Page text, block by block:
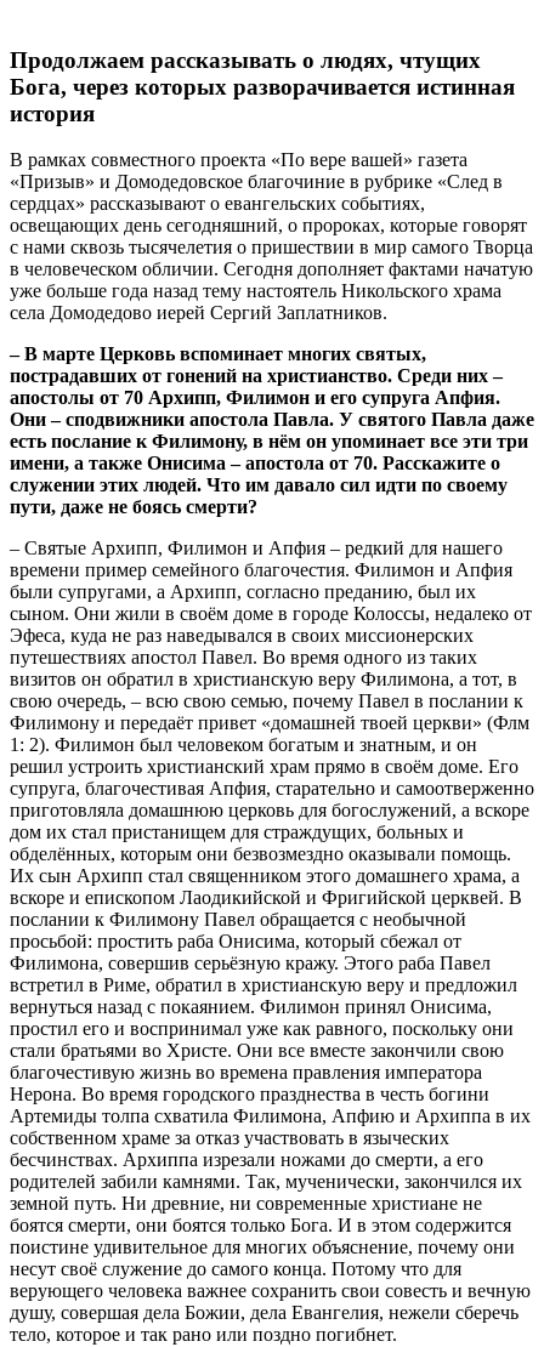
Продолжаем рассказывать о людях, чтущих
Бога, через которых разворачивается истинная
история
В рамках совместного проекта «По вере вашей» газета
«Призыв» и Домодедовское благочиние в рубрике «След в
сердцах» рассказывают о евангельских событиях,
освещающих день сегодняшний, о пророках, которые говорят
с нами сквозь тысячелетия о пришествии в мир самого Творца
в человеческом обличии. Сегодня дополняет фактами начатую
уже больше года назад тему настоятель Никольского храма
села Домодедово иерей Сергий Заплатников.
– В марте Церковь вспоминает многих святых,
пострадавших от гонений на христианство. Среди них –
апостолы от 70 Архипп, Филимон и его супруга Апфия.
Они – сподвижники апостола Павла. У святого Павла даже
есть послание к Филимону, в нём он упоминает все эти три
имени, а также Онисима – апостола от 70. Расскажите о
служении этих людей. Что им давало сил идти по своему
пути, даже не боясь смерти?
– Святые Архипп, Филимон и Апфия – редкий для нашего
времени пример семейного благочестия. Филимон и Апфия
были супругами, а Архипп, согласно преданию, был их
сыном. Они жили в своём доме в городе Колоссы, недалеко от
Эфеса, куда не раз наведывался в своих миссионерских
путешествиях апостол Павел. Во время одного из таких
визитов он обратил в христианскую веру Филимона, а тот, в
свою очередь, – всю свою семью, почему Павел в послании к
Филимону и передаёт привет «домашней твоей церкви» (Флм
1: 2). Филимон был человеком богатым и знатным, и он
решил устроить христианский храм прямо в своём доме. Его
супруга, благочестивая Апфия, старательно и самоотверженно
приготовляла домашнюю церковь для богослужений, а вскоре
дом их стал пристанищем для страждущих, больных и
обделённых, которым они безвозмездно оказывали помощь.
Их сын Архипп стал священником этого домашнего храма, а
вскоре и епископом Лаодикийской и Фригийской церквей. В
послании к Филимону Павел обращается с необычной
просьбой: простить раба Онисима, который сбежал от
Филимона, совершив серьёзную кражу. Этого раба Павел
встретил в Риме, обратил в христианскую веру и предложил
вернуться назад с покаянием. Филимон принял Онисима,
простил его и воспринимал уже как равного, поскольку они
стали братьями во Христе. Они все вместе закончили свою
благочестивую жизнь во времена правления императора
Нерона. Во время городского празднества в честь богини
Артемиды толпа схватила Филимона, Апфию и Архиппа в их
собственном храме за отказ участвовать в языческих
бесчинствах. Архиппа изрезали ножами до смерти, а его
родителей забили камнями. Так, мученически, закончился их
земной путь. Ни древние, ни современные христиане не
боятся смерти, они боятся только Бога. И в этом содержится
поистине удивительное для многих объяснение, почему они
несут своё служение до самого конца. Потому что для
верующего человека важнее сохранить свои совесть и вечную
душу, совершая дела Божии, дела Евангелия, нежели сберечь
тело, которое и так рано или поздно погибнет.